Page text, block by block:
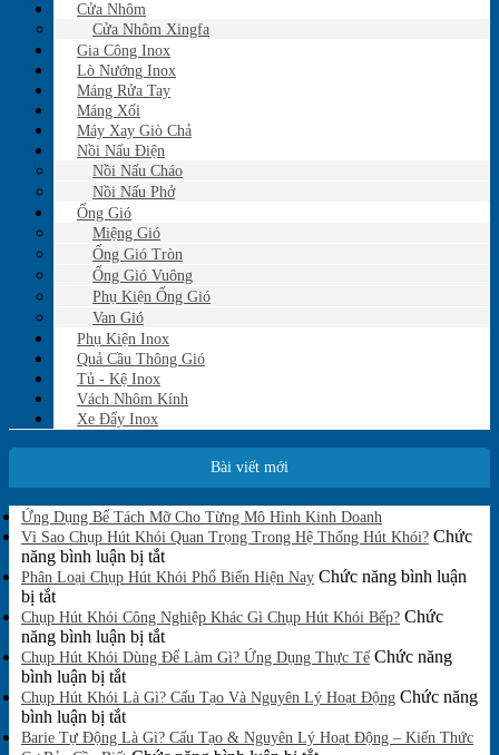
Cửa Nhôm
Cửa Nhôm Xingfa
Gia Công Inox
Lò Nướng Inox
Máng Rửa Tay
Máng Xối
Máy Xay Giò Chả
Nồi Nấu Điện
Nồi Nấu Cháo
Nồi Nấu Phở
Ống Gió
Miệng Gió
Ống Gió Tròn
Ống Gió Vuông
Phụ Kiện Ống Gió
Van Gió
Phụ Kiện Inox
Quả Cầu Thông Gió
Tủ - Kệ Inox
Vách Nhôm Kính
Xe Đẩy Inox
Bài viết mới
Ứng Dụng Bể Tách Mỡ Cho Từng Mô Hình Kinh Doanh
có
bình
luận
ở
Dụng
Tách
Cho
Từng
Hình
Vì Sao Chụp Hút Khói Quan Trọng Trong Hệ Thống Hút Khói? Chức
năng bình luận bị tắtở
Vì
Chụp
Hút
Khói
Trọng
Hệ
Phân Loại Chụp Hút Khói Phổ Biến Hiện Nay Chức năng bình luận
bị tắtở
Phân
Loại
Chụp
Hút
Khói
Phổ
Biến
Chụp Hút Khói Công Nghiệp Khác Gì Chụp Hút Khói Bếp? Chức
năng bình luận bị tắtở
Chụp
Khói
Nghiệp
Chụp Hút Khói Dùng Để Làm Gì? Ứng Dụng Thực Tế Chức năng
bình luận bị tắtở
Chụp
Hút
Khói
Chụp Hút Khói Là Gì? Cấu Tạo Và Nguyên Lý Hoạt Động Chức năng
bình luận bị tắtở
Chụp
Barie Tự Động Là Gì? Cấu Tạo & Nguyên Lý Hoạt Động – Kiến Thức